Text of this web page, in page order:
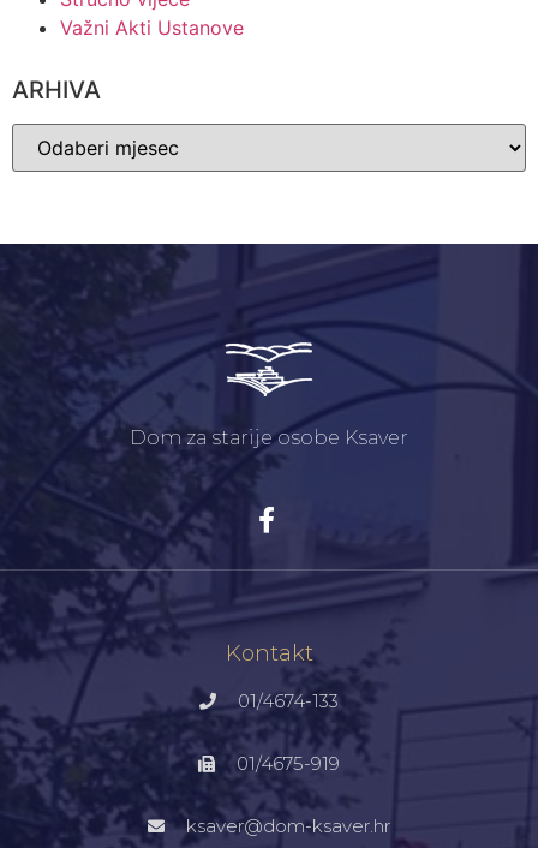
Važni Akti Ustanove
ARHIVA
Dom za starije osobe Ksaver
Kontakt
01/4674-133
01/4675-919
ksaver@dom-ksaver.hr